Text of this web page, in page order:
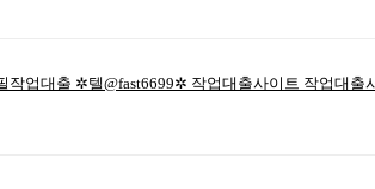
작업대출 ✲텔@fast6699✲ 작업대출사이트 작업대출